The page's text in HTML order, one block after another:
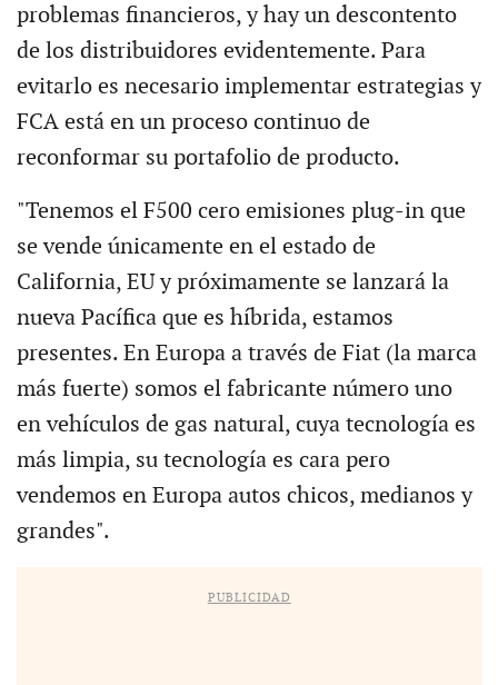
problemas financieros, y hay un descontento
de los distribuidores evidentemente. Para
evitarlo es necesario implementar estrategias y
FCA está en un proceso continuo de
reconformar su portafolio de producto.
"Tenemos el F500 cero emisiones plug-in que
se vende únicamente en el estado de
California, EU y próximamente se lanzará la
nueva Pacífica que es híbrida, estamos
presentes. En Europa a través de Fiat (la marca
más fuerte) somos el fabricante número uno
en vehículos de gas natural, cuya tecnología es
más limpia, su tecnología es cara pero
vendemos en Europa autos chicos, medianos y
grandes".
PUBLICIDAD